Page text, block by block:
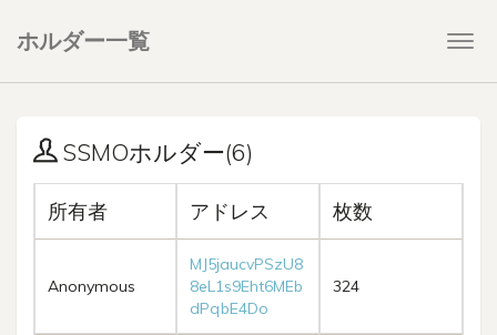
ホルダー一覧
SSMOホルダー(6)
所有者 アドレス 枚数
Anonymous
MJ5jaucvPSzU8
8eL1s9Eht6MEb
dPqbE4Do
324